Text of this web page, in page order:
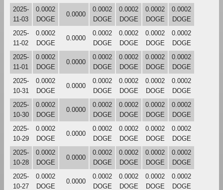
2025-
11-03
0.0002
DOGE
0.0000
0.0002
DOGE
0.0002
DOGE
0.0002
DOGE
0.0002
DOGE
2025-
11-02
0.0002
DOGE
0.0000
0.0002
DOGE
0.0002
DOGE
0.0002
DOGE
0.0002
DOGE
2025-
11-01
0.0002
DOGE
0.0000
0.0002
DOGE
0.0002
DOGE
0.0002
DOGE
0.0002
DOGE
2025-
10-31
0.0002
DOGE
0.0000
0.0002
DOGE
0.0002
DOGE
0.0002
DOGE
0.0002
DOGE
2025-
10-30
0.0002
DOGE
0.0000
0.0002
DOGE
0.0002
DOGE
0.0002
DOGE
0.0002
DOGE
2025-
10-29
0.0002
DOGE
0.0000
0.0002
DOGE
0.0002
DOGE
0.0002
DOGE
0.0002
DOGE
2025-
10-28
0.0002
DOGE
0.0000
0.0002
DOGE
0.0002
DOGE
0.0002
DOGE
0.0002
DOGE
2025-
10-27
0.0002
DOGE
0.0000
0.0002
DOGE
0.0002
DOGE
0.0002
DOGE
0.0002
DOGE